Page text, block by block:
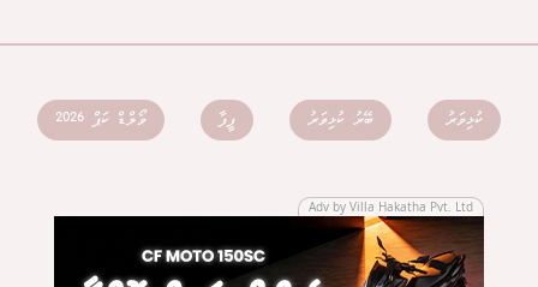
ކުޅިވަރު ބޭރު ކުޅިވަރު ފީފާ ވޯލްޑް ކަޕް 2026
Adv by Villa Hakatha Pvt. Ltd